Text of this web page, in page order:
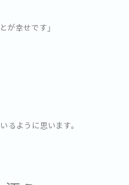
が幸せです」
ように思います。